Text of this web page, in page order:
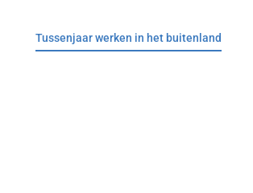
Tussenjaar werken in het buitenland